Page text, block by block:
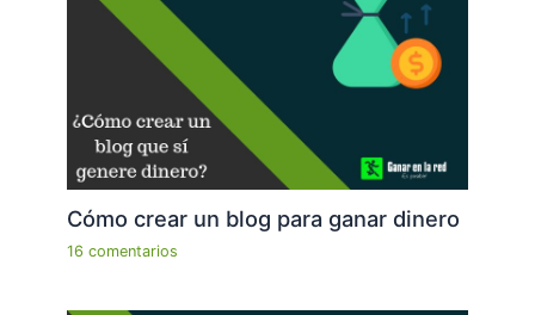
Cómo crear un blog para ganar dinero
16 comentarios